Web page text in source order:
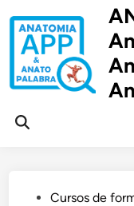
contenido
Abrir
Publicado
Cursos de